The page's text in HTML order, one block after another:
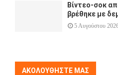
Βίντεο-σοκ
βρέθηκε με
5 Αυγούστου
ΑΚΟΛΟΥΘΉΣΤΕ ΜΑΣ